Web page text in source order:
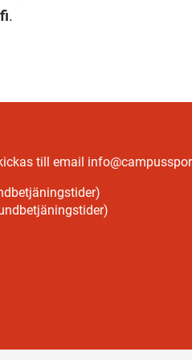
.
till email